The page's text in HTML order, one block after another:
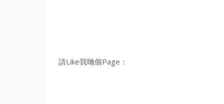
請Like我哋個Page：